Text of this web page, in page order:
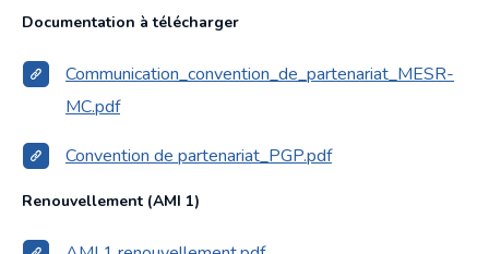
Documentation à télécharger
Communication_convention_de_partenariat_MESR-
MC.pdf
Convention de partenariat_PGP.pdf
Renouvellement (AMI 1)